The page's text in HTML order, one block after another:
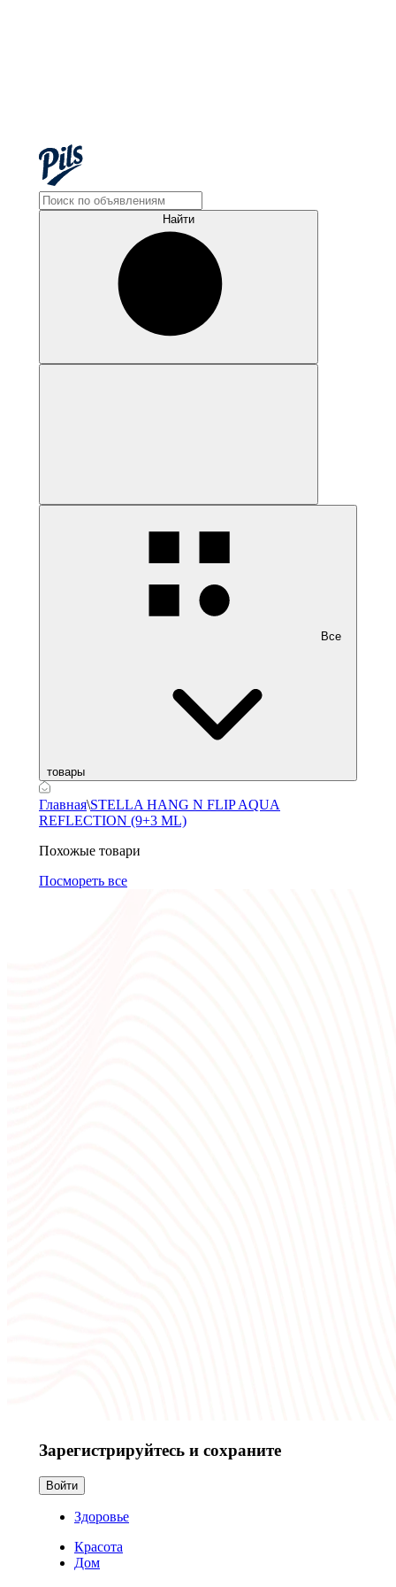
Найти
Все
товары
Главная\STELLA HANG N FLIP AQUA
REFLECTION (9+3 ML)
Похожые товари
Посмореть все
Зарегистрируйтесь и сохраните
Войти
Здоровье
Красота
Дом